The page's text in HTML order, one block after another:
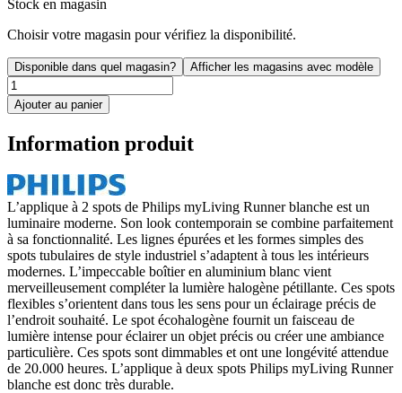
Stock en magasin
Choisir votre magasin pour vérifiez la disponibilité.
Disponible dans quel magasin? Afficher les magasins avec modèle
Ajouter au panier
Information produit
L’applique à 2 spots de Philips myLiving Runner blanche est un
luminaire moderne. Son look contemporain se combine parfaitement
à sa fonctionnalité. Les lignes épurées et les formes simples des
spots tubulaires de style industriel s’adaptent à tous les intérieurs
modernes. L’impeccable boîtier en aluminium blanc vient
merveilleusement compléter la lumière halogène pétillante. Ces spots
flexibles s’orientent dans tous les sens pour un éclairage précis de
l’endroit souhaité. Le spot écohalogène fournit un faisceau de
lumière intense pour éclairer un objet précis ou créer une ambiance
particulière. Ces spots sont dimmables et ont une longévité attendue
de 20.000 heures. L’applique à deux spots Philips myLiving Runner
blanche est donc très durable.